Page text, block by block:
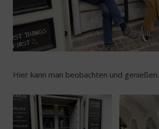
Hier kann man beobachten und genießen.